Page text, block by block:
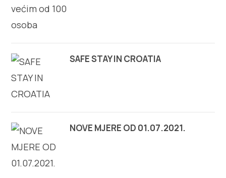
Turistički ured
hr
+385 21 227 933
SAFE STAY IN CROATIA
NOVE MJERE OD 01.07.2021.